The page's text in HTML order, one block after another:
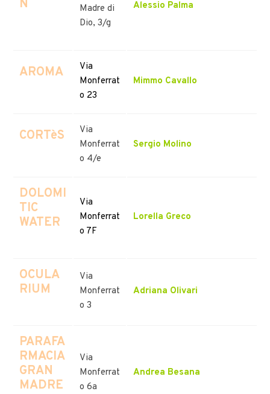
N
Madre di
Dio, 3/g
Alessio Palma
AROMA
Via
Monferrat
o 23
Mimmo Cavallo
CORTèS
Via
Monferrat
o 4/e
Sergio Molino
DOLOMI
TIC
WATER
Via
Monferrat
o 7F
Lorella Greco
OCULA
RIUM
Via
Monferrat
o 3
Adriana Olivari
PARAFA
RMACIA
GRAN
MADRE
Via
Monferrat
o 6a
Andrea Besana